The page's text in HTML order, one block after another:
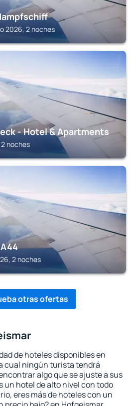
2026, 2 noches
- Hotel & Apartments
noches
2 noches
otras ofertas
de hoteles disponibles en
cual ningún turista tendrá
algo que se ajuste a sus
un hotel de alto nivel con todo
eres más de hoteles con un